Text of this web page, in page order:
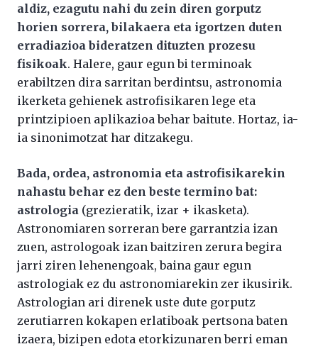
aldiz, ezagutu nahi du zein diren gorputz
horien sorrera, bilakaera eta igortzen duten
erradiazioa bideratzen dituzten prozesu
fisikoak. Halere, gaur egun bi terminoak
erabiltzen dira sarritan berdintsu, astronomia
ikerketa gehienek astrofisikaren lege eta
printzipioen aplikazioa behar baitute. Hortaz, ia-
ia sinonimotzat har ditzakegu.
Bada, ordea, astronomia eta astrofisikarekin
nahastu behar ez den beste termino bat:
astrologia (grezieratik, izar + ikasketa).
Astronomiaren sorreran bere garrantzia izan
zuen, astrologoak izan baitziren zerura begira
jarri ziren lehenengoak, baina gaur egun
astrologiak ez du astronomiarekin zer ikusirik.
Astrologian ari direnek uste dute gorputz
zerutiarren kokapen erlatiboak pertsona baten
izaera, bizipen edota etorkizunaren berri eman